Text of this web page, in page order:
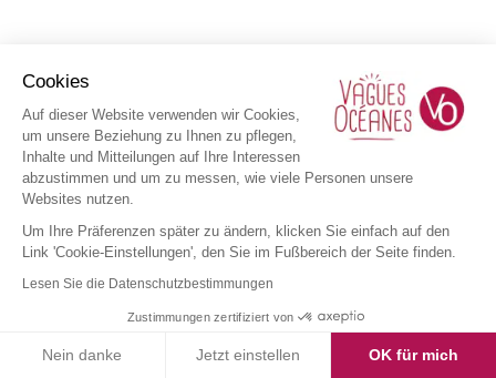
Cookies
Auf dieser Website verwenden wir Cookies,
um unsere Beziehung zu Ihnen zu pflegen,
Inhalte und Mitteilungen auf Ihre Interessen
abzustimmen und um zu messen, wie viele Personen unsere
Websites nutzen.
Um Ihre Präferenzen später zu ändern, klicken Sie einfach auf den
Link 'Cookie-Einstellungen', den Sie im Fußbereich der Seite finden.
Lesen Sie die Datenschutzbestimmungen
Zustimmungen zertifiziert von
Nein danke Jetzt einstellen OK für mich